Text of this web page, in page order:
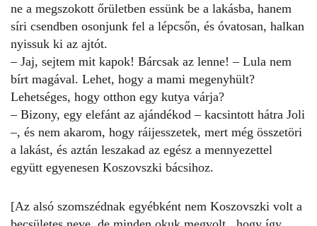
ne a megszokott őrületben essünk be a lakásba, hanem
síri csendben osonjunk fel a lépcsőn, és óvatosan, halkan
nyissuk ki az ajtót.
– Jaj, sejtem mit kapok! Bárcsak az lenne! – Lula nem
bírt magával. Lehet, hogy a mami megenyhült?
Lehetséges, hogy otthon egy kutya várja?
– Bizony, egy elefánt az ajándékod – kacsintott hátra Joli
–, és nem akarom, hogy ráijesszetek, mert még összetöri
a lakást, és aztán leszakad az egész a mennyezettel
együtt egyenesen Koszovszki bácsihoz.
[Az alsó szomszédnak egyébként nem Koszovszki volt a